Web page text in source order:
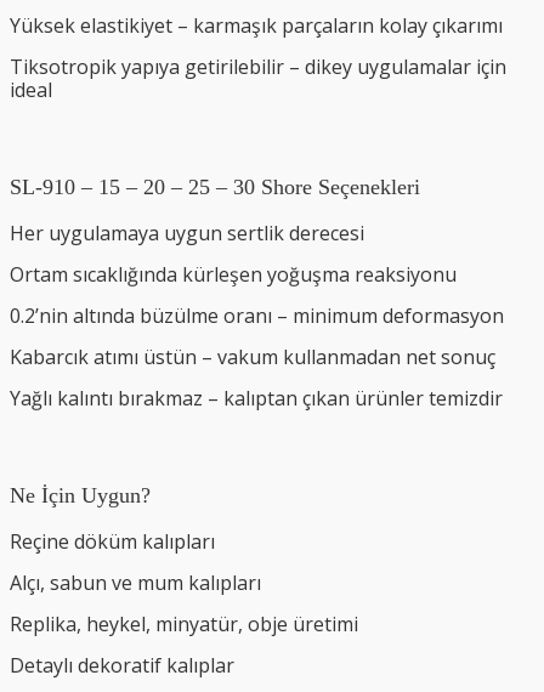
Yüksek elastikiyet – karmaşık parçaların kolay çıkarımı
Tiksotropik yapıya getirilebilir – dikey uygulamalar için
ideal
SL-910 – 15 – 20 – 25 – 30 Shore Seçenekleri
Her uygulamaya uygun sertlik derecesi
Ortam sıcaklığında kürleşen yoğuşma reaksiyonu
0.2’nin altında büzülme oranı – minimum deformasyon
Kabarcık atımı üstün – vakum kullanmadan net sonuç
Yağlı kalıntı bırakmaz – kalıptan çıkan ürünler temizdir
Ne İçin Uygun?
Reçine döküm kalıpları
Alçı, sabun ve mum kalıpları
Replika, heykel, minyatür, obje üretimi
Detaylı dekoratif kalıplar